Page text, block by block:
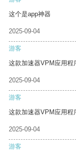
这个是app神器
2025-09-04
游客
这款加速器VPM应用程
2025-09-04
游客
这款加速器VPM应用程
2025-09-04
游客